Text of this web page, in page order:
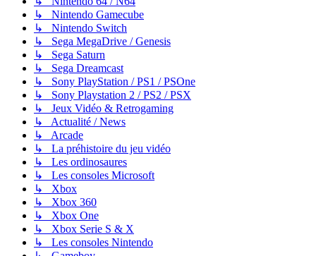
↳ Nintendo Gamecube
↳ Nintendo Switch
↳ Sega MegaDrive / Genesis
↳ Sega Saturn
↳ Sega Dreamcast
↳ Sony PlayStation / PS1 / PSOne
↳ Sony Playstation 2 / PS2 / PSX
↳ Jeux Vidéo & Retrogaming
↳ Actualité / News
↳ Arcade
↳ La préhistoire du jeu vidéo
↳ Les ordinosaures
↳ Les consoles Microsoft
↳ Xbox
↳ Xbox 360
↳ Xbox One
↳ Xbox Serie S & X
↳ Les consoles Nintendo